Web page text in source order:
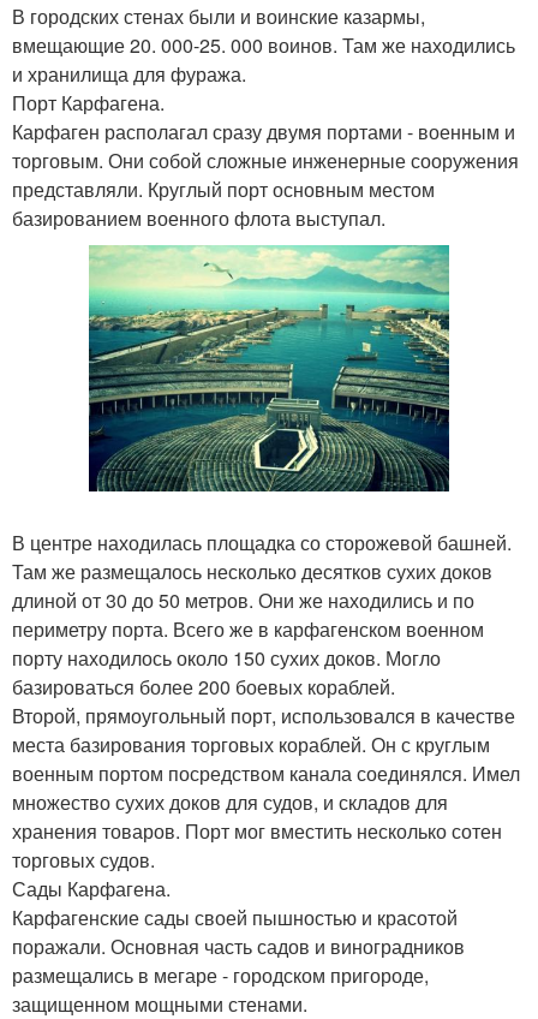
В городских стенах были и воинские казармы,
вмещающие 20. 000-25. 000 воинов. Там же находились
и хранилища для фуража.
Порт Карфагена.
Карфаген располагал сразу двумя портами - военным и
торговым. Они собой сложные инженерные сооружения
представляли. Круглый порт основным местом
базированием военного флота выступал.
В центре находилась площадка со сторожевой башней.
Там же размещалось несколько десятков сухих доков
длиной от 30 до 50 метров. Они же находились и по
периметру порта. Всего же в карфагенском военном
порту находилось около 150 сухих доков. Могло
базироваться более 200 боевых кораблей.
Второй, прямоугольный порт, использовался в качестве
места базирования торговых кораблей. Он с круглым
военным портом посредством канала соединялся. Имел
множество сухих доков для судов, и складов для
хранения товаров. Порт мог вместить несколько сотен
торговых судов.
Сады Карфагена.
Карфагенские сады своей пышностью и красотой
поражали. Основная часть садов и виноградников
размещались в мегаре - городском пригороде,
защищенном мощными стенами.